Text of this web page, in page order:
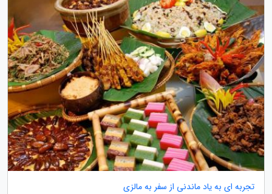
تجربه ای به یاد ماندنی از سفر به مالزی